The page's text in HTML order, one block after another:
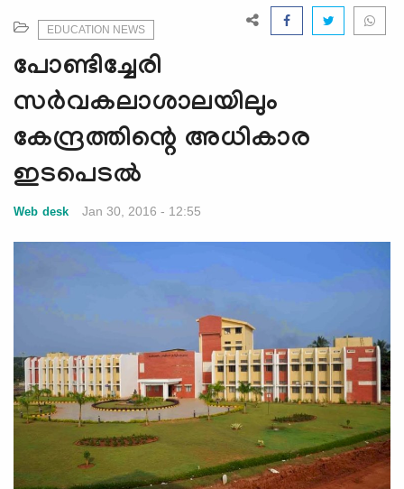
i
g
t
i
o
n
EDUCATION NEWS
പോണ്ടിച്ചേരി
സര്‍വകലാശാലയിലും
കേന്ദ്രത്തിന്റെ അധികാര
ഇടപെടല്‍
Web desk Jan 30, 2016 - 12:55